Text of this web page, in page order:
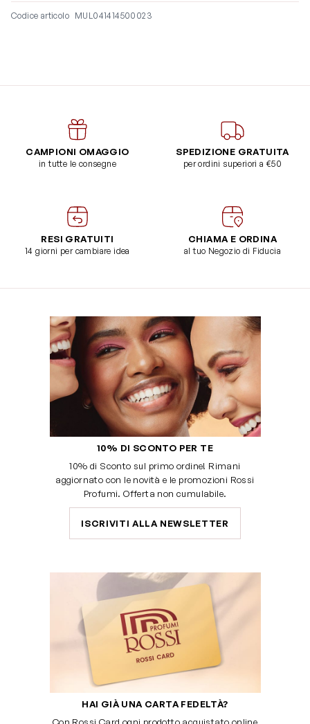
Codice articolo MUL041414500023
CAMPIONI OMAGGIO
in tutte le consegne
SPEDIZIONE GRATUITA
per ordini superiori a €50
RESI GRATUITI
14 giorni per cambiare idea
CHIAMA E ORDINA
al tuo Negozio di Fiducia
10% DI SCONTO PER TE
10% di Sconto sul primo ordine! Rimani
aggiornato con le novità e le promozioni Rossi
Profumi. Offerta non cumulabile.
ISCRIVITI ALLA NEWSLETTER
HAI GIÀ UNA CARTA FEDELTÀ?